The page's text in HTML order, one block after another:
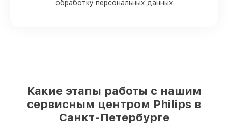
90%комплектующих для телевизоров на
обработку персональных данных
Какие этапы работы с нашим
сервисным центром Philips в
Санкт-Петербурге